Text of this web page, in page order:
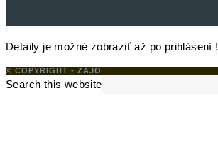
Detaily je možné zobraziť až po prihlásení !
© COPYRIGHT - ZAJO
Search this website